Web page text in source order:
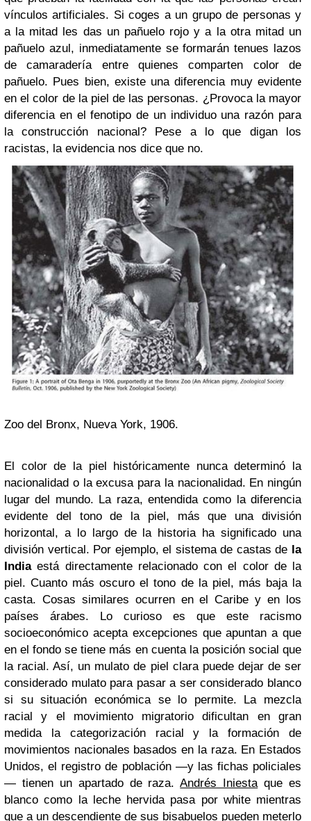
vínculos artificiales. Si coges a un grupo de personas y
a la mitad les das un pañuelo rojo y a la otra mitad un
pañuelo azul, inmediatamente se formarán tenues lazos
de camaradería entre quienes comparten color de
pañuelo. Pues bien, existe una diferencia muy evidente
en el color de la piel de las personas. ¿Provoca la mayor
diferencia en el fenotipo de un individuo una razón para
la construcción nacional? Pese a lo que digan los
racistas, la evidencia nos dice que no.
Zoo del Bronx, Nueva York, 1906.
El color de la piel históricamente nunca determinó la
nacionalidad o la excusa para la nacionalidad. En ningún
lugar del mundo. La raza, entendida como la diferencia
evidente del tono de la piel, más que una división
horizontal, a lo largo de la historia ha significado una
división vertical. Por ejemplo, el sistema de castas de la
Indiaestá directamente relacionado con el color de la
piel. Cuanto más oscuro el tono de la piel, más baja la
casta. Cosas similares ocurren en el Caribe y en los
países árabes. Lo curioso es que este racismo
socioeconómico acepta excepciones que apuntan a que
en el fondo se tiene más en cuenta la posición social que
la racial. Así, un mulato de piel clara puede dejar de ser
considerado mulato para pasar a ser considerado blanco
si su situación económica se lo permite. La mezcla
racial y el movimiento migratorio dificultan en gran
medida la categorización racial y la formación de
movimientos nacionales basados en la raza. En Estados
Unidos, el registro de población —y las fichas policiales
— tienen un apartado de raza.Andrés Iniestaque es
blanco como la leche hervida pasa por white mientras
que a un descendiente de sus bisabuelos pueden meterlo